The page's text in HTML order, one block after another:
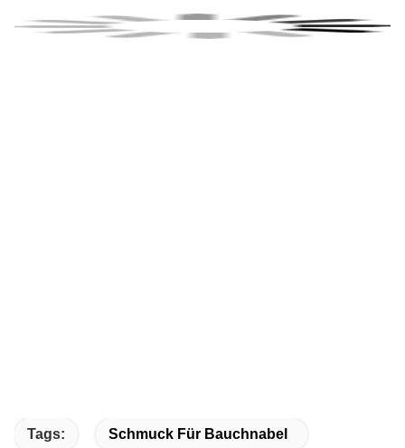
Tags: Schmuck Für Bauchnabel